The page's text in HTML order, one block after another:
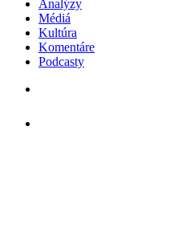
Analýzy
Médiá
Kultúra
Komentáre
Podcasty